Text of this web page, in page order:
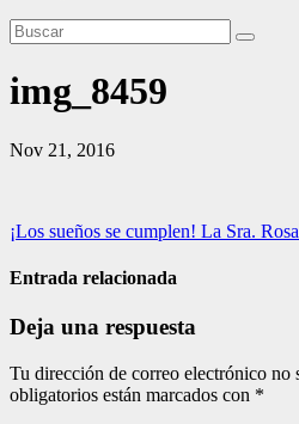
img_8459
Nov 21, 2016
Navegación
de
¡Los sueños se cumplen! La Sra.
Entrada relacionada
Deja una respuesta
Tu dirección de correo electrónico no
obligatorios están marcados con *